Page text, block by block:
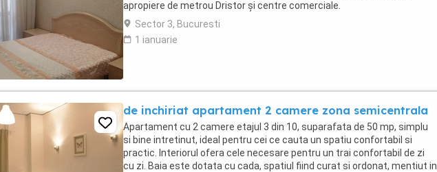
apropiere de metrou Dristor și centre comerciale.
Sector 3, Bucuresti
1 ianuarie
de inchiriat apartament 2 camere zona semicentrala
Apartament cu 2 camere etajul 3 din 10, suparafata de 50 mp, simplu
si bine intretinut, ideal pentru cei ce cauta un spatiu confortabil si
practic. Interiorul ofera cele necesare pentru un trai confortabil de zi
cu zi. Baia este dotata cu cada, spatiul fiind curat si ordonat, mentiut in